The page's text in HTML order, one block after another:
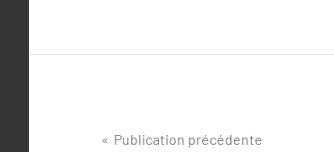
Navigation
Publication précédente